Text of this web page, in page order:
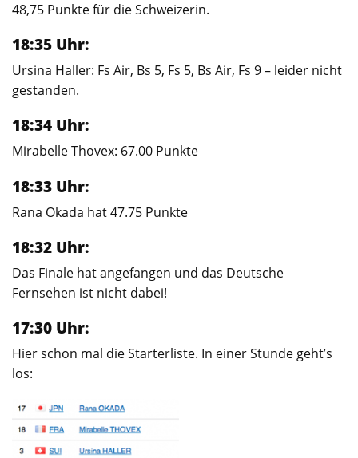
48,75 Punkte für die Schweizerin.
18:35 Uhr:
Ursina Haller: Fs Air, Bs 5, Fs 5, Bs Air, Fs 9 – leider nicht
gestanden.
18:34 Uhr:
Mirabelle Thovex: 67.00 Punkte
18:33 Uhr:
Rana Okada hat 47.75 Punkte
18:32 Uhr:
Das Finale hat angefangen und das Deutsche
Fernsehen ist nicht dabei!
17:30 Uhr:
Hier schon mal die Starterliste. In einer Stunde geht’s
los: